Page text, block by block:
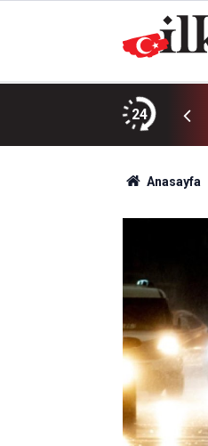
24
dışında seçenek yoktur
Anasayfa